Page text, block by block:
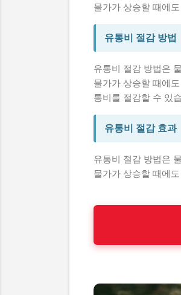
물가가 상승할 때에
유통비 절감 방법
유통비 절감 방법은
물가가 상승할 때에
통비를 절감할 수 있
유통비 절감 효과
유통비 절감 방법은
물가가 상승할 때에